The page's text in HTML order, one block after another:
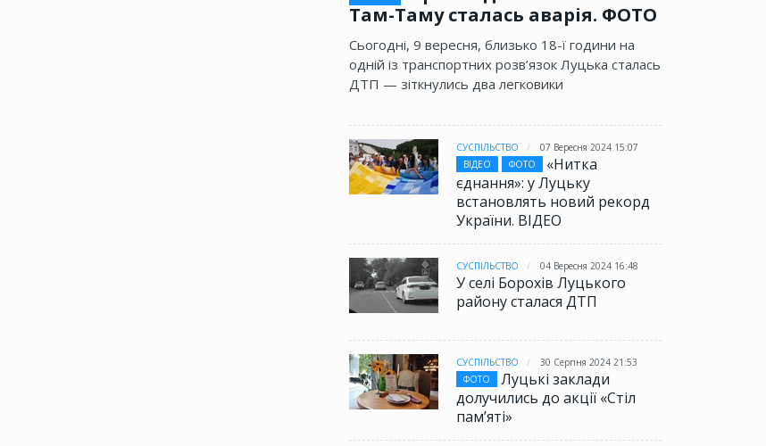
Там-Таму сталась аварія. ФОТО
Сьогодні, 9 вересня, близько 18-ї години на
одній із транспортних розв’язок Луцька сталась
ДТП — зіткнулись два легковики
СУСПІЛЬСТВО
07 Вересня 2024 15:07
ВІДЕО
ФОТО
«Нитка
єднання»: у Луцьку
встановлять новий рекорд
України. ВІДЕО
СУСПІЛЬСТВО 04 Вересня 2024 16:48
У селі Борохів Луцького
району сталася ДТП
СУСПІЛЬСТВО
30 Серпня 2024 21:53
ФОТО
Луцькі заклади
долучились до акції «Стіл
памʼяті»